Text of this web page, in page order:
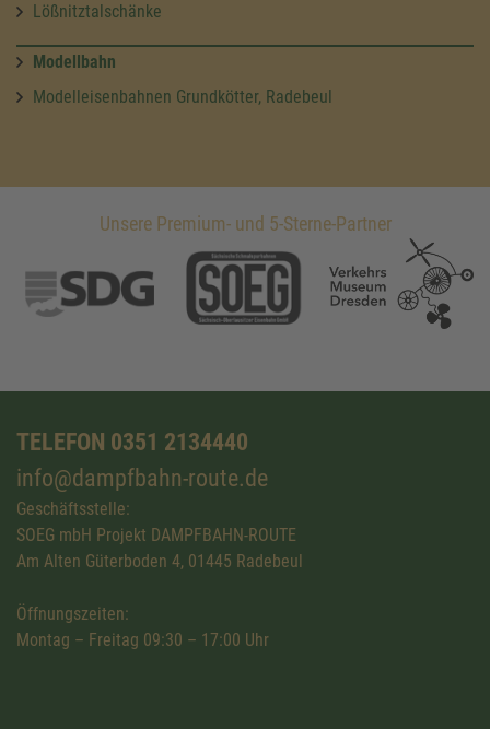
Lößnitztalschänke
Modellbahn
Modelleisenbahnen Grundkötter, Radebeul
Unsere Premium- und 5-Sterne-Partner
TELEFON 0351 2134440
info@dampfbahn-route.de
Geschäftsstelle:
SOEG mbH Projekt DAMPFBAHN-ROUTE
Am Alten Güterboden 4, 01445 Radebeul
Öffnungszeiten:
Montag – Freitag 09:30 – 17:00 Uhr